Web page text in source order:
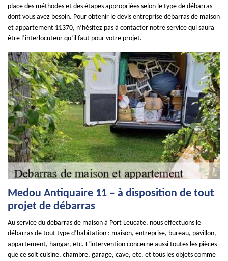
place des méthodes et des étapes appropriées selon le type de débarras
dont vous avez besoin. Pour obtenir le devis entreprise débarras de maison
et appartement 11370, n’hésitez pas à contacter notre service qui saura
être l’interlocuteur qu’il faut pour votre projet.
Medou Antiquaire 11 – à disposition de tout
projet de débarras
Au service du débarras de maison à Port Leucate, nous effectuons le
débarras de tout type d’habitation : maison, entreprise, bureau, pavillon,
appartement, hangar, etc. L’intervention concerne aussi toutes les pièces
que ce soit cuisine, chambre, garage, cave, etc. et tous les objets comme